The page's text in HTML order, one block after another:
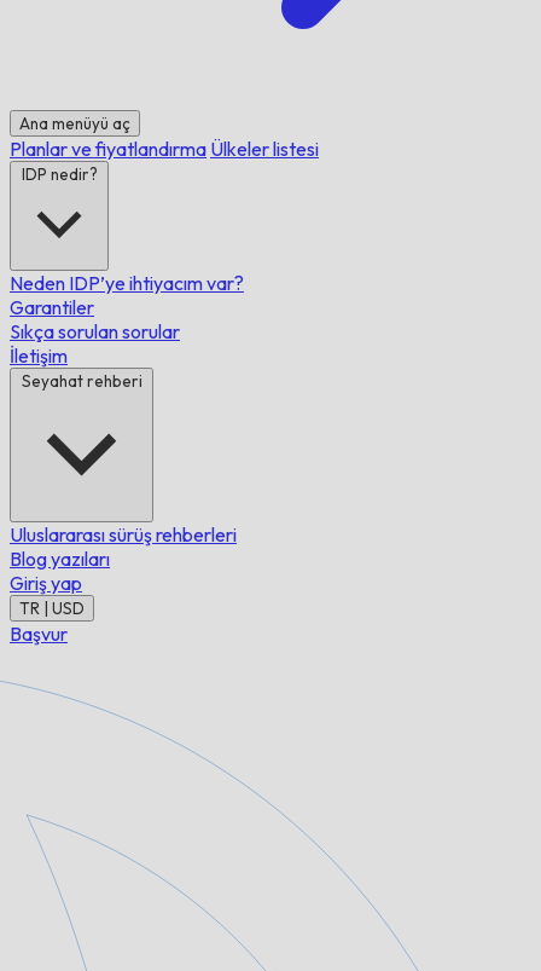
Ana menüyü aç
Planlar ve fiyatlandırma Ülkeler listesi
IDP nedir?
Neden IDP’ye ihtiyacım var?
Garantiler
Sıkça sorulan sorular
İletişim
Seyahat rehberi
Uluslararası sürüş rehberleri
Blog yazıları
Giriş yap
TR | USD
Başvur